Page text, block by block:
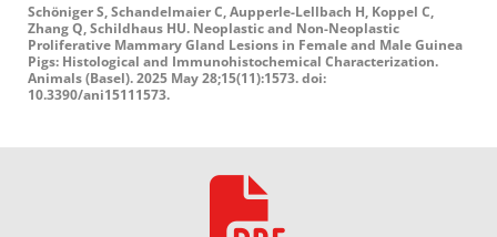
Schöniger S, Schandelmaier C, Aupperle-Lellbach H, Koppel C,
Zhang Q, Schildhaus HU. Neoplastic and Non-Neoplastic
Proliferative Mammary Gland Lesions in Female and Male Guinea
Pigs: Histological and Immunohistochemical Characterization.
Animals (Basel). 2025 May 28;15(11):1573. doi:
10.3390/ani15111573.